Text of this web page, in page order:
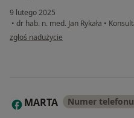
9 lutego 2025
• dr hab. n. med. Jan Rykała •
w opinii użytkownika Kasia
zgłoś nadużycie
M MARTA Numer